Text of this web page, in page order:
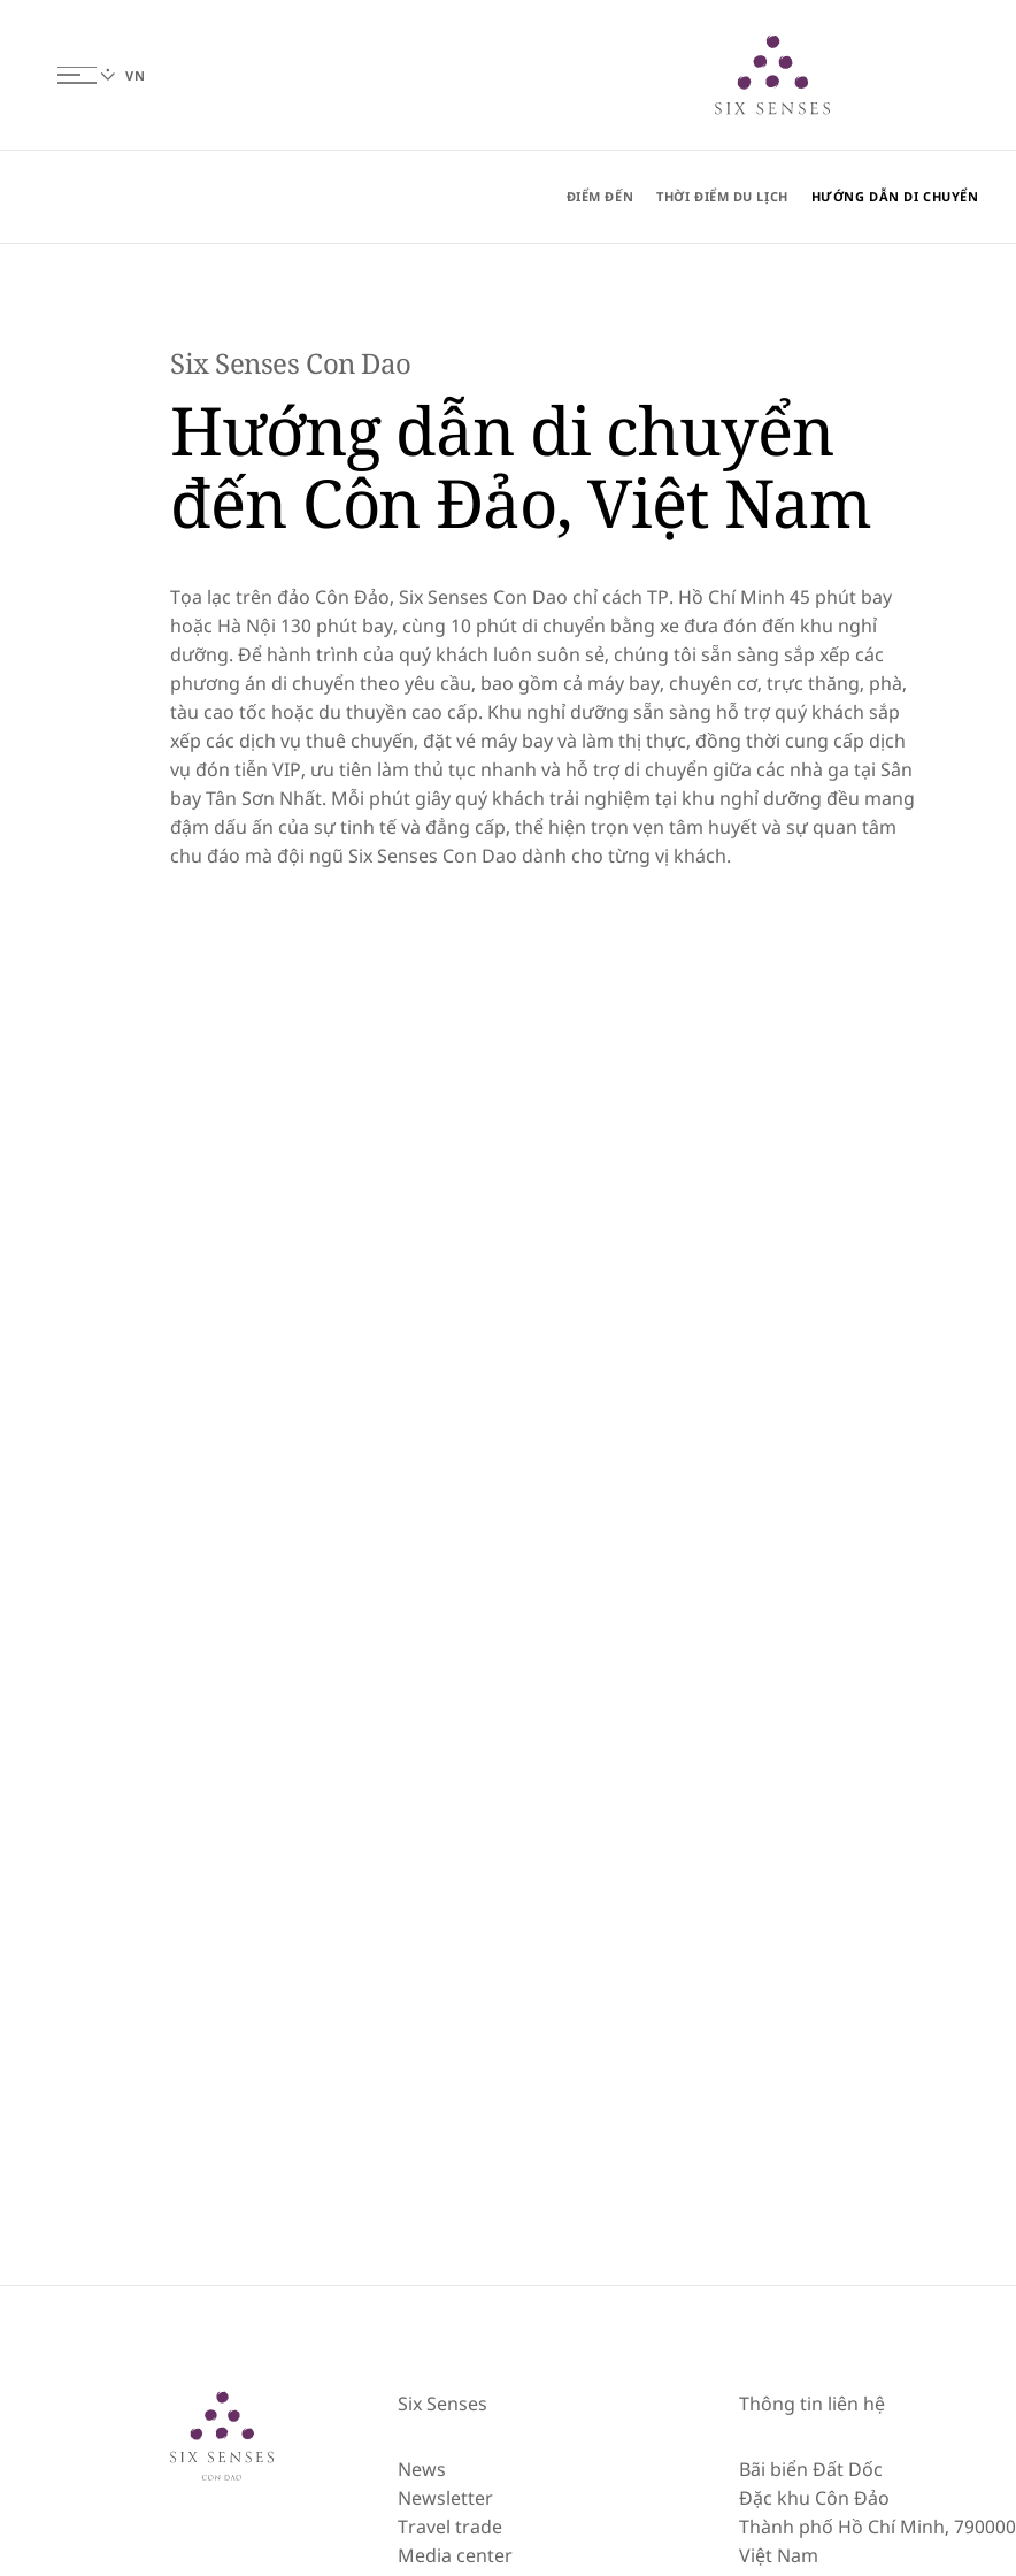
ĐIỂM ĐẾN THỜI ĐIỂM DU LỊCH HƯỚNG DẪN DI CHUYỂN
Six Senses Con Dao
Hướng dẫn di chuyển
đến Côn Đảo, Việt Nam
Tọa lạc trên đảo Côn Đảo, Six Senses Con Dao chỉ cách TP. Hồ Chí Minh 45 phút bay
hoặc Hà Nội 130 phút bay, cùng 10 phút di chuyển bằng xe đưa đón đến khu nghỉ
dưỡng. Để hành trình của quý khách luôn suôn sẻ, chúng tôi sẵn sàng sắp xếp các
phương án di chuyển theo yêu cầu, bao gồm cả máy bay, chuyên cơ, trực thăng, phà,
tàu cao tốc hoặc du thuyền cao cấp. Khu nghỉ dưỡng sẵn sàng hỗ trợ quý khách sắp
xếp các dịch vụ thuê chuyến, đặt vé máy bay và làm thị thực, đồng thời cung cấp dịch
vụ đón tiễn VIP, ưu tiên làm thủ tục nhanh và hỗ trợ di chuyển giữa các nhà ga tại Sân
bay Tân Sơn Nhất. Mỗi phút giây quý khách trải nghiệm tại khu nghỉ dưỡng đều mang
đậm dấu ấn của sự tinh tế và đẳng cấp, thể hiện trọn vẹn tâm huyết và sự quan tâm
chu đáo mà đội ngũ Six Senses Con Dao dành cho từng vị khách.
Six Senses
News
Newsletter
Travel trade
Media center
Thông tin liên hệ
Bãi biển Đất Dốc
Đặc khu Côn Đảo
Thành phố Hồ Chí Minh, 790000
Việt Nam